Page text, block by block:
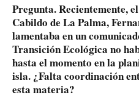
Pregunta. Recientemente,
Cabildo de La Palma,
lamentaba en un
Transición Ecológica no
hasta el momento en la
isla. ¿Falta coordinación
esta materia?